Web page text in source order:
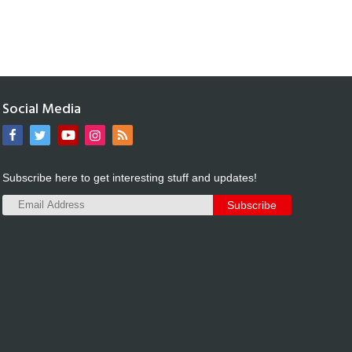
Social Media
Subscribe here to get interesting stuff and updates!